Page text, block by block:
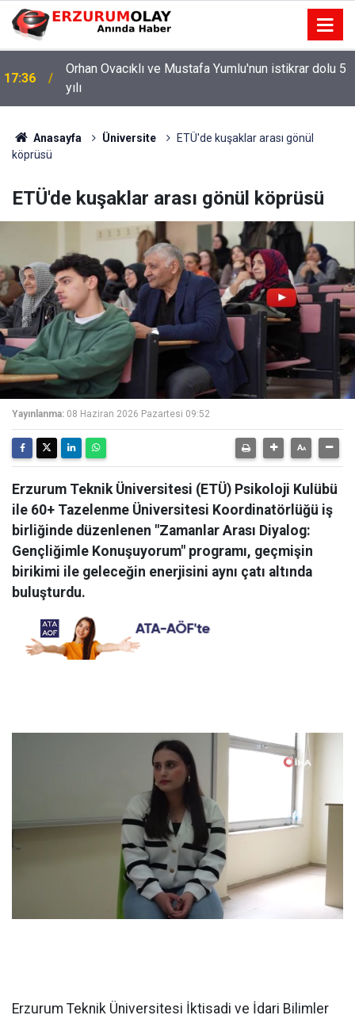
17:36
Orhan Ovacıklı ve Mustafa Yumlu'nun istikrar dolu 5
yılı
Anasayfa Üniversite
ETÜ'de kuşaklar arası gönül
köprüsü
ETÜ'de kuşaklar arası gönül köprüsü
Yayınlanma: 08 Haziran 2026 Pazartesi 09:52
Erzurum Teknik Üniversitesi (ETÜ) Psikoloji Kulübü
ile 60+ Tazelenme Üniversitesi Koordinatörlüğü iş
birliğinde düzenlenen "Zamanlar Arası Diyalog:
Gençliğimle Konuşuyorum" programı, geçmişin
birikimi ile geleceğin enerjisini aynı çatı altında
buluşturdu.
Erzurum Teknik Üniversitesi İktisadi ve İdari Bilimler